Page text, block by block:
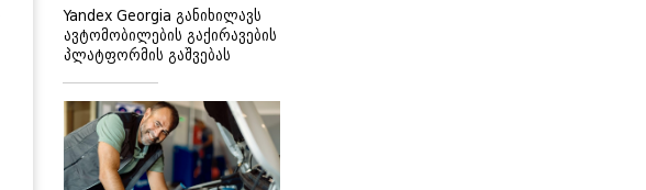
Yandex Georgia განიხილავს
ავტომობილების გაქირავების
პლატფორმის გაშვებას